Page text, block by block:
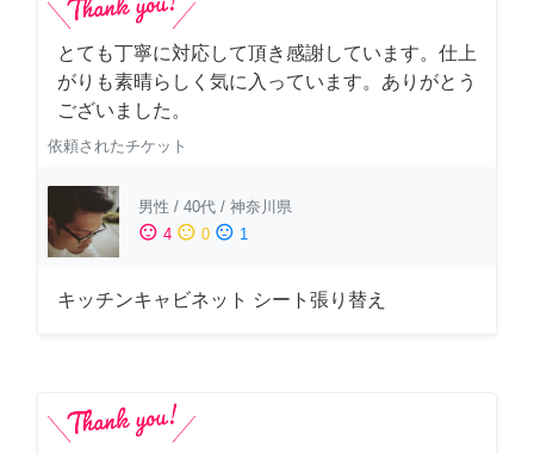
とても丁寧に対応して頂き感謝しています。仕上
がりも素晴らしく気に入っています。ありがとう
ございました。
依頼されたチケット
男性 / 40代 / 神奈川県
sentiment_satisfied 4 sentiment_neutral 0 sentiment_dissatisfied 1
キッチンキャビネット シート張り替え